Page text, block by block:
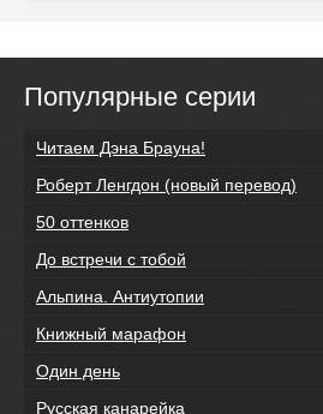
Популярные серии
Читаем Дэна Брауна!
Роберт Ленгдон (новый перевод)
50 оттенков
До встречи с тобой
Альпина. Антиутопии
Книжный марафон
Один день
Русская канарейка